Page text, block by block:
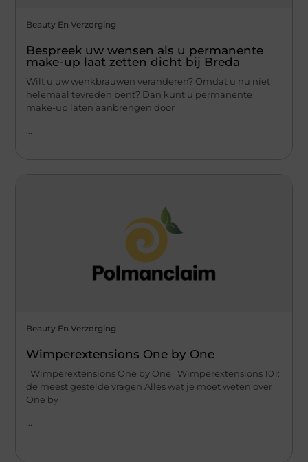
Beauty En Verzorging
Bespreek uw wensen als u permanente
make-up laat zetten dicht bij Breda
Wilt u uw wenkbrauwen veranderen? Omdat u nu niet
helemaal tevreden bent? Dan kunt u permanente
make-up laten aanbrengen door
Beauty En Verzorging
Wimperextensions One by One
Wimperextensions One by One Wimperextensions 101:
de meest gestelde vragen Alles wat je moet weten over
One by